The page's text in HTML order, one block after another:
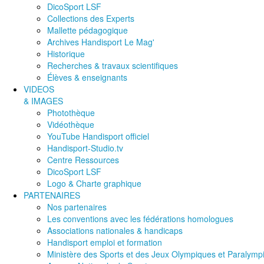
DicoSport LSF
Collections des Experts
Mallette pédagogique
Archives Handisport Le Mag'
Historique
Recherches & travaux scientifiques
Élèves & enseignants
VIDEOS
& IMAGES
Photothèque
Vidéothèque
YouTube Handisport officiel
Handisport-Studio.tv
Centre Ressources
DicoSport LSF
Logo & Charte graphique
PARTENAIRES
Nos partenaires
Les conventions avec les fédérations homologues
Associations nationales & handicaps
Handisport emploi et formation
Ministère des Sports et des Jeux Olympiques et